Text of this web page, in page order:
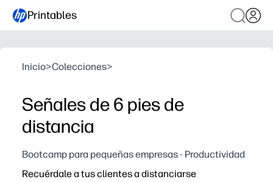
Printables
Inicio>Colecciones>
Señales de 6 pies de
distancia
Bootcamp para pequeñas empresas - Productividad
Recuérdale a tus clientes a distanciarse